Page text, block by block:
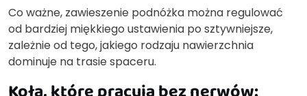
Co ważne, zawieszenie podnóżka można regulować
od bardziej miękkiego ustawienia po sztywniejsze,
zależnie od tego, jakiego rodzaju nawierzchnia
dominuje na trasie spaceru.